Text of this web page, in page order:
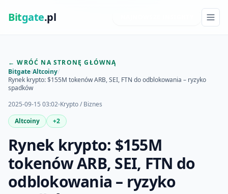
Bitgate.pl
← WRÓĆ NA STRONĘ GŁÓWNĄ
Bitgate/Altcoiny/
Rynek krypto: $155M tokenów ARB, SEI, FTN do odblokowania – ryzyko
spadków
2025-09-15 03:02 Krypto / Biznes
Altcoiny
+2
Rynek krypto: $155M
tokenów ARB, SEI, FTN do
odblokowania – ryzyko